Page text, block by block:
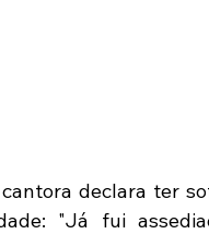
declara ter
"Já fui